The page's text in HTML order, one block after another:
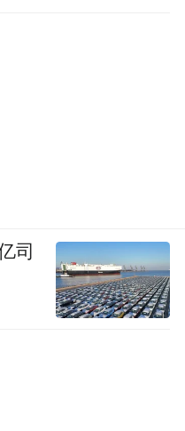
司